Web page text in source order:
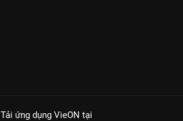
Tải ứng dụng VieON tại